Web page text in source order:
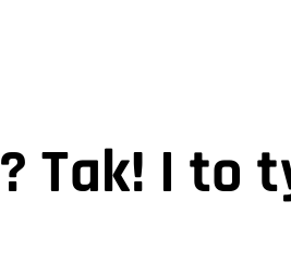
Tak! I to